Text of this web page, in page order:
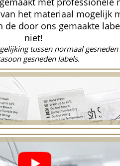
het materiaal mogelijk
de door ons gemaakte
niet!
tussen normaal
gesneden labels.